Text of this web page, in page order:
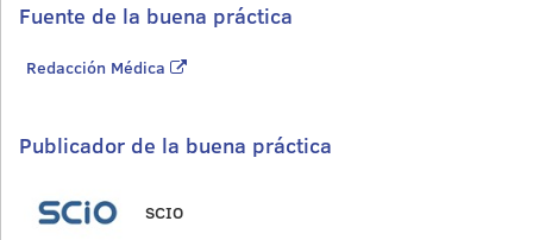
Fuente de la buena práctica
Redacción Médica
Publicador de la buena práctica
SCIO